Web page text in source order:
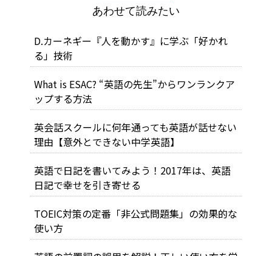
あわせて読みたい
D.カーネギー『人を動かす』に学ぶ「好かれ
る」技術
What is ESAC? “英語の先生”からワンランクア
ップする方法
英会話スクールに何年通っても英語が話せない
理由【意外とできない中学英語】
英語で日記を書いてみよう！2017年は、英語
日記で幸せを引き寄せる
TOEIC対策の定番「非公式問題集」の効果的な
使い方